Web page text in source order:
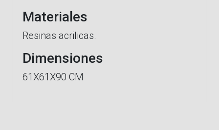
Materiales
Resinas acrilicas.
Dimensiones
61X61X90 CM